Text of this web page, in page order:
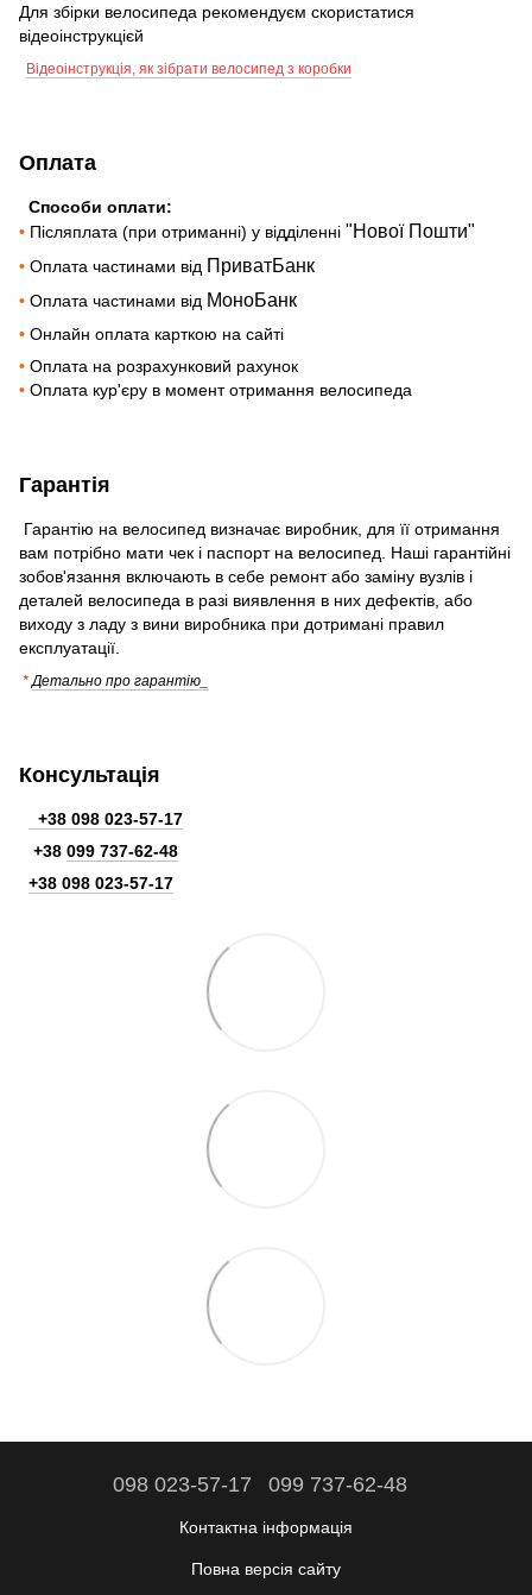
Для збірки велосипеда рекомендуєм скористатися
відеоінструкцієй
Відеоінструкція, як зібрати велосипед з коробки
Оплата
Способи оплати:
• Післяплата (при отриманні) у відділенні "Нової Пошти"
• Оплата частинами від ПриватБанк
• Оплата частинами від МоноБанк
• Онлайн оплата карткою на сайті
• Оплата на розрахунковий рахунок
• Оплата кур'єру в момент отримання велосипеда
Гарантія
Гарантію на велосипед визначає виробник, для її отримання
вам потрібно мати чек і паспорт на велосипед. Наші гарантійні
зобов'язання включають в себе ремонт або заміну вузлів і
деталей велосипеда в разі виявлення в них дефектів, або
виходу з ладу з вини виробника при дотримані правил
експлуатації.
* Детально про гарантію_
Консультація
+38 098 023-57-17
+38 099 737-62-48
+38 098 023-57-17
098 023-57-17 099 737-62-48
Контактна інформація
Повна версія сайту